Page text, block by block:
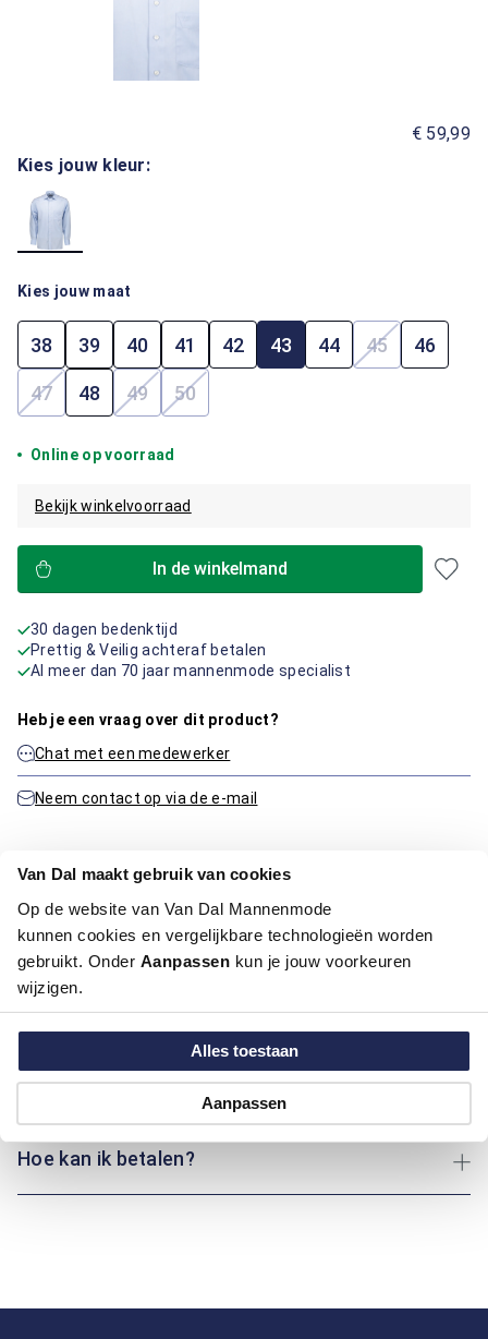
Van Dal maakt gebruik van cookies
Op de website van Van Dal Mannenmode
kunnen cookies en vergelijkbare technologieën worden
gebruikt. Onder Aanpassen kun je jouw voorkeuren
wijzigen.
Alles toestaan
Aanpassen
€ 59,99
Kies jouw kleur:
Kies jouw maat
38 39 40 41 42 43 44 45(Deze optie
46
47(Deze optie is momenteel niet beschikbaar.)
48 49(Deze optie is momenteel niet beschikbaar.)
50(Deze optie is momenteel niet
Online op voorraad
Bekijk winkelvoorraad
In de winkelmand
30 dagen bedenktijd
Prettig & Veilig achteraf betalen
Al meer dan 70 jaar mannenmode specialist
Heb je een vraag over dit product?
Chat met een medewerker
Neem contact op via de e-mail
Productinformatie
Artikelnummer
1000077-22-43
Kleur:
Licht Blauw
Hoe kan ik betalen?